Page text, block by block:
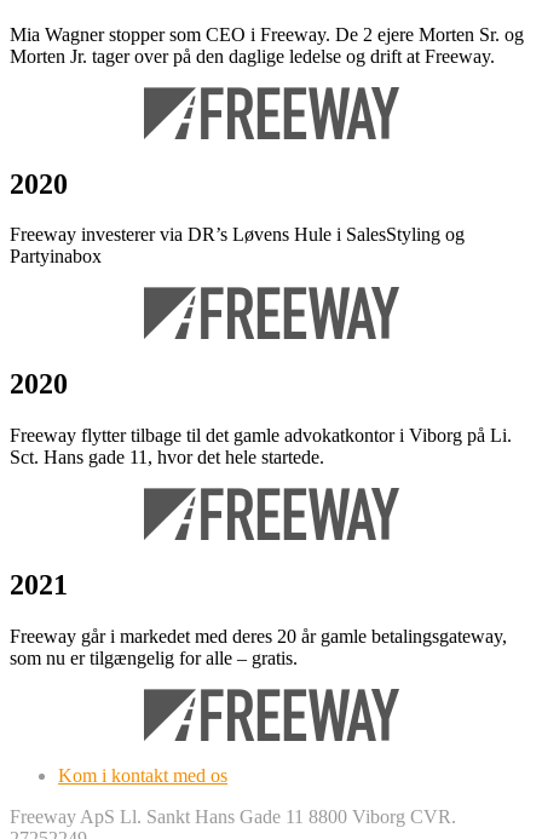
Mia Wagner stopper som CEO i Freeway. De 2 ejere Morten Sr. og
Morten Jr. tager over på den daglige ledelse og drift at Freeway.
2020
Freeway investerer via DR’s Løvens Hule i SalesStyling og
Partyinabox
2020
Freeway flytter tilbage til det gamle advokatkontor i Viborg på Li.
Sct. Hans gade 11, hvor det hele startede.
2021
Freeway går i markedet med deres 20 år gamle betalingsgateway,
som nu er tilgængelig for alle – gratis.
Kom i kontakt med os
Freeway ApS Ll. Sankt Hans Gade 11 8800 Viborg CVR.